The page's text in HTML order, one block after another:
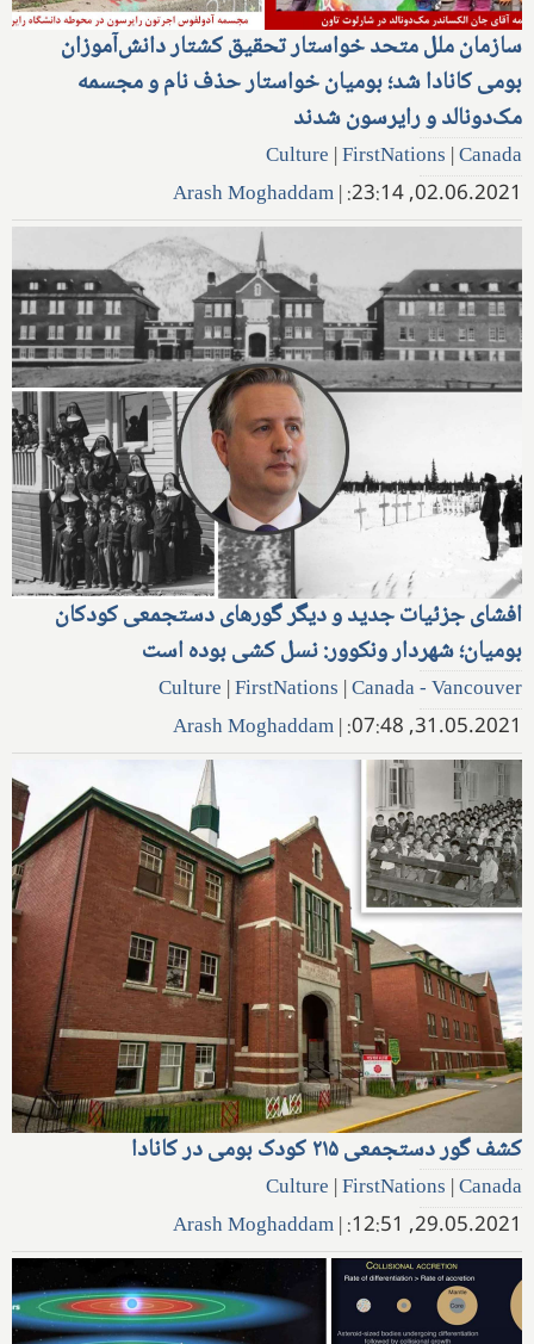
سازمان ملل متحد خواستار تحقیق کشتار دانش‌آموزان
بومی کانادا شد؛ بومیان خواستار حذف نام و مجسمه
مک‌دونالد و رایرسون شدند
Culture |FirstNations |Canada
02.06.2021, 23:14:
|
Arash Moghaddam
افشای جزئیات جدید و دیگر گورهای دستجمعی کودکان
بومیان؛ شهردار ونکوور: نسل کشی بوده است
Culture |FirstNations |Canada - Vancouver
31.05.2021, 07:48:
|
Arash Moghaddam
کشف گور دستجمعی ۲۱۵ کودک بومی در کانادا
Culture |FirstNations |Canada
29.05.2021, 12:51:
|
Arash Moghaddam